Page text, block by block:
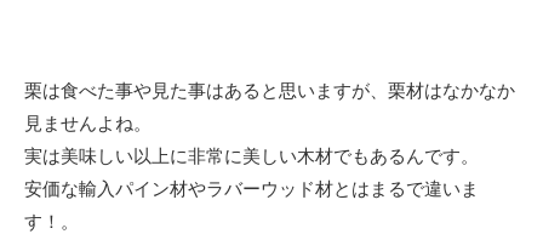
栗は食べた事や見た事はあると思いますが、栗材はなかなか
見ませんよね。
実は美味しい以上に非常に美しい木材でもあるんです。
安価な輸入パイン材やラバーウッド材とはまるで違いま
す！。